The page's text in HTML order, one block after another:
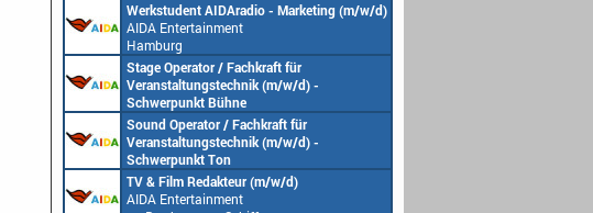
Werkstudent AIDAradio - Marketing (m/w/d)
AIDA Entertainment
Hamburg
Stage Operator / Fachkraft für
Veranstaltungstechnik (m/w/d) -
Schwerpunkt Bühne
AIDA Entertainment
an Bord unserer Schiffe
Sound Operator / Fachkraft für
Veranstaltungstechnik (m/w/d) -
Schwerpunkt Ton
AIDA Entertainment
an Bord unserer Schiffe
TV & Film Redakteur (m/w/d)
AIDA Entertainment